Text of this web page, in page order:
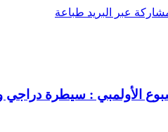
عبر البريد طباعة
الأولمبي : سيطرة دراجي